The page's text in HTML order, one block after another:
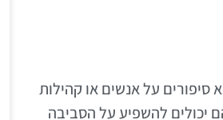
סיפורים על אנשים או קהילות
יכולים להשפיע על הסביבה